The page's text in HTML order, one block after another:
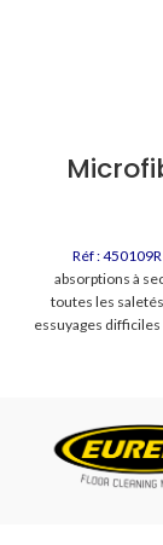
Réf : 450109R
absorptions à
toutes les
essuyages